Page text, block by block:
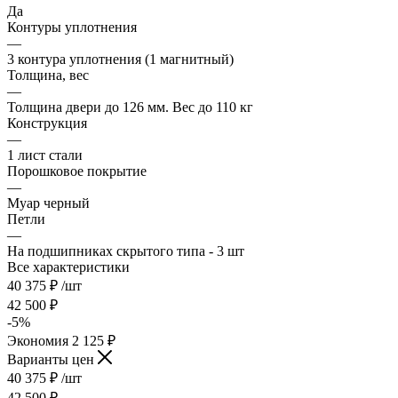
Да
Контуры уплотнения
—
3 контура уплотнения (1 магнитный)
Толщина, вес
—
Толщина двери до 126 мм. Вес до 110 кг
Конструкция
—
1 лист стали
Порошковое покрытие
—
Муар черный
Петли
—
На подшипниках скрытого типа - 3 шт
Все характеристики
40 375 ₽ /шт
42 500 ₽
-5%
Экономия 2 125 ₽
Варианты цен
40 375 ₽ /шт